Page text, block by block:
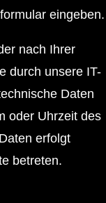
eingeben.
nach Ihrer
durch unsere IT-
Daten
oder Uhrzeit des
erfolgt
betreten.